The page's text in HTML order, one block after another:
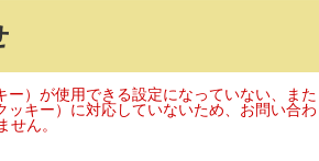
ー）が使用できる設定になっていない、また
ッキー）に対応していないため、お問い合わ
せん。